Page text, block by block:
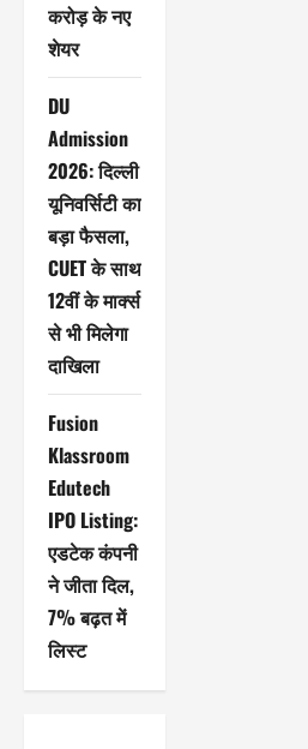
करोड़ के नए
शेयर
DU
Admission
2026: दिल्ली
यूनिवर्सिटी का
बड़ा फैसला,
CUET के साथ
12वीं के मार्क्स
से भी मिलेगा
दाखिला
Fusion
Klassroom
Edutech
IPO Listing:
एडटेक कंपनी
ने जीता दिल,
7% बढ़त में
लिस्ट